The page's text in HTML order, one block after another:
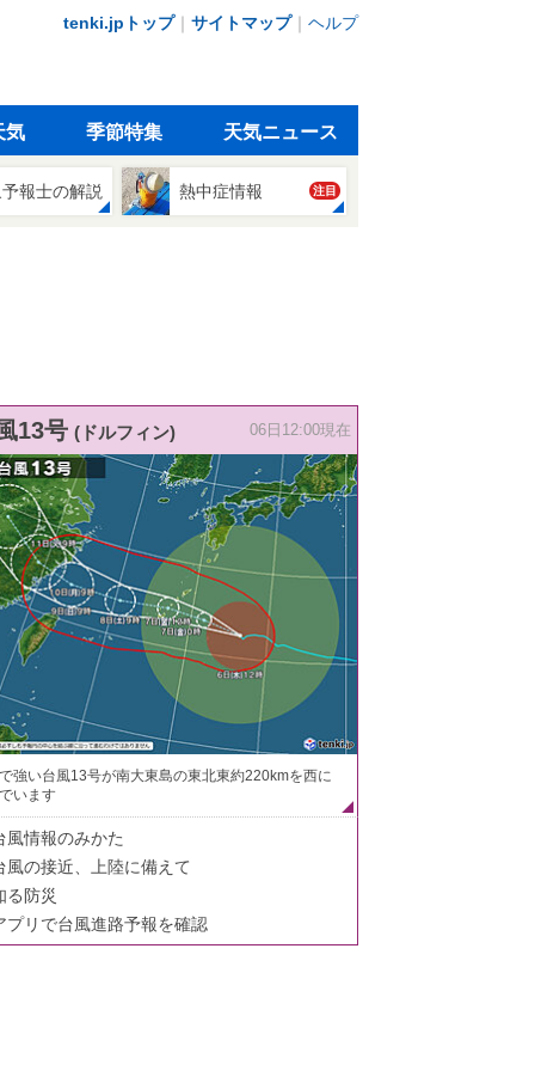
tenki.jpトップ｜ サイトマップ｜ ヘルプ
気 季節特集 天気ニュース
報士の解説 熱中症情報 注目
13号 (ドルフィン) 06日12:00現在
強い台風13号が南大東島の東北東約220kmを西に
います
風情報のみかた
風の接近、上陸に備えて
る防災
プリで台風進路予報を確認